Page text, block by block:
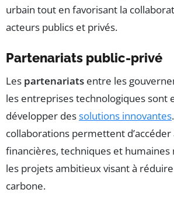
urbain tout en favorisant la
acteurs publics et privés.
Partenariats public-privé
Les partenariats entre les
les entreprises technologiques sont
développer dessolutions innovantes
collaborations permettent
financières, techniques et humaines
les projets ambitieux visant à
carbone.